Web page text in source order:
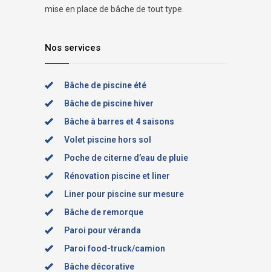
mise en place de bâche de tout type.
Nos services
Bâche de piscine été
Bâche de piscine hiver
Bâche à barres et 4 saisons
Volet piscine hors sol
Poche de citerne d’eau de pluie
Rénovation piscine et liner
Liner pour piscine sur mesure
Bâche de remorque
Paroi pour véranda
Paroi food-truck/camion
Bâche décorative